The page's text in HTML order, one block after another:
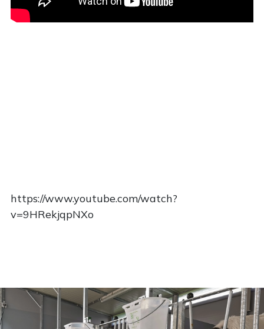
https://www.youtube.com/watch?
v=9HRekjqpNXo